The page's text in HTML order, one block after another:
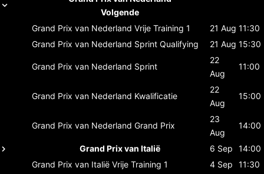
Volgende
Grand Prix van Nederland Vrije Training 1 21 Aug 11:30
Grand Prix van Nederland Sprint Qualifying 21 Aug 15:30
Grand Prix van Nederland Sprint
22
Aug
11:00
Grand Prix van Nederland Kwalificatie
22
Aug
15:00
Grand Prix van Nederland Grand Prix
23
Aug
14:00
Grand Prix van Italië 6 Sep
14:00
Grand Prix van Italië Vrije Training 1 4 Sep
11:30